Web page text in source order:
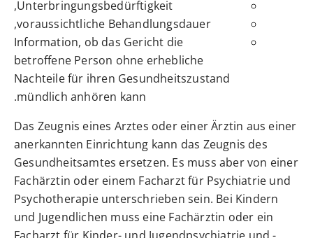
Unterbringungsbedürftigkeit,
voraussichtliche Behandlungsdauer,
Information, ob das Gericht die
betroffene Person ohne erhebliche
Nachteile für ihren Gesundheitszustand
mündlich anhören kann.
Das Zeugnis eines Arztes oder einer Ärztin aus einer
anerkannten Einrichtung kann das Zeugnis des
Gesundheitsamtes ersetzen. Es muss aber von einer
Fachärztin oder einem Facharzt für Psychiatrie und
Psychotherapie unterschrieben sein. Bei Kindern
und Jugendlichen muss eine Fachärztin oder ein